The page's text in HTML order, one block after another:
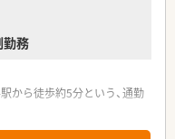
勤務
から徒歩約5分という、通勤